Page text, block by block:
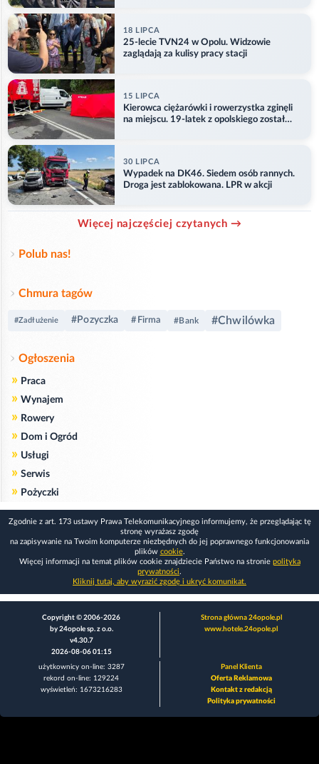
18 LIPCA
25-lecie TVN24 w Opolu. Widzowie
zaglądają za kulisy pracy stacji
15 LIPCA
Kierowca ciężarówki i rowerzystka zginęli
na miejscu. 19-latek z opolskiego został
30 LIPCA
Wypadek na DK46. Siedem osób rannych.
Droga jest zablokowana. LPR w akcji
Więcej najczęściej czytanych →
Polub nas!
Chmura tagów
#Zadłużenie #Pozyczka #Firma #Bank #Chwilówka
Ogłoszenia
» Praca
» Wynajem
» Rowery
» Dom i Ogród
» Usługi
» Serwis
» Pożyczki
Zgodnie z art. 173 ustawy Prawa Telekomunikacyjnego informujemy, że przeglądając tę
stronę wyrażasz zgodę
na zapisywanie na Twoim komputerze niezbędnych do jej poprawnego funkcjonowania
plików cookie.
Więcej informacji na temat plików cookie znajdziecie Państwo na stronie polityka
prywatności.
Kliknij tutaj, aby wyrazić zgodę i ukryć komunikat.
Copyright © 2006-2026
by 24opole sp. z o.o.
v4.30.7
2026-08-06 01:15
Strona główna 24opole.pl
www.hotele.24opole.pl
użytkownicy on-line: 3287
rekord on-line: 129224
wyświetleń: 1673216283
Panel Klienta
Oferta Reklamowa
Kontakt z redakcją
Polityka prywatności